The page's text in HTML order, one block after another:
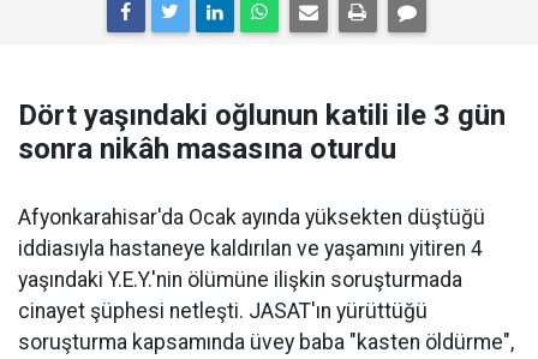
Dört yaşındaki oğlunun katili ile 3 gün
sonra nikâh masasına oturdu
Afyonkarahisar'da Ocak ayında yüksekten düştüğü
iddiasıyla hastaneye kaldırılan ve yaşamını yitiren 4
yaşındaki Y.E.Y.'nin ölümüne ilişkin soruşturmada
cinayet şüphesi netleşti. JASAT'ın yürüttüğü
soruşturma kapsamında üvey baba "kasten öldürme",